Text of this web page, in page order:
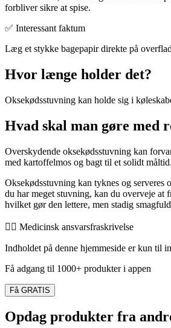
forbliver sikre at spise.
✅ Interessant faktum
Læg et stykke bagepapir direkte på
Hvor længe holder det?
Oksekødsstuvning kan holde sig i
Hvad skal man gøre med
Overskydende oksekødsstuvning kan
med kartoffelmos og bagt til et solidt måltid.
Oksekødsstuvning kan tyknes og serveres
du har meget stuvning, kan du overveje at
hvilket gør den lettere, men stadig
👨‍⚕️️ Medicinsk ansvarsfraskrivelse
Indholdet på denne hjemmeside er kun til
Få adgang til 1000+ produkter i appen
Få GRATIS
Opdag produkter fra